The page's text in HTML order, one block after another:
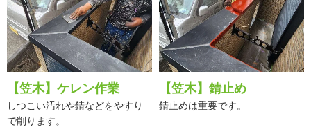
【笠木】ケレン作業
しつこい汚れや錆などをやすり
で削ります。
【笠木】錆止め
錆止めは重要です。